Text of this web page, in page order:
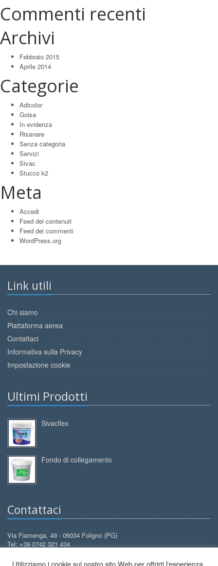
Commenti recenti
Archivi
Febbraio 2015
Aprile 2014
Categorie
Adicolor
Goisa
In evidenza
Risanare
Senza categoria
Servizi
Sivac
Stucco k2
Meta
Accedi
Feed dei contenuti
Feed dei commenti
WordPress.org
Link utili
Chi siamo
Piattaforma aerea
Contattaci
Informativa sulla Privacy
Impostazione cookie
Ultimi Prodotti
Sivacflex
Fondo di collegamento
Contattaci
Via Fiamenga, 49 - 06034 Foligno (PG)
Tel: +39 0742 321 434
Utilizziamo i cookie sul nostro sito Web per offrirti l'esperienza